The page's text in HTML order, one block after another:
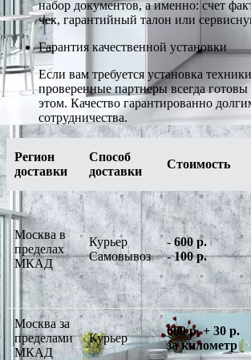
набор документов, а именно: счет
чек, гарантийный талон или
Гарантия качественной установки
Если вам требуется установка
проверенные партнеры всегда
этом. Качество гарантированно
сотрудничества.
Регион
доставки
Способ
доставки
Стоимость
Москва в
пределах
МКАД
Курьер
Самовывоз
-600 р.
-100 р.
Москва за
пределами
МКАД
Курьер
600 р. + 30 р.
за километр